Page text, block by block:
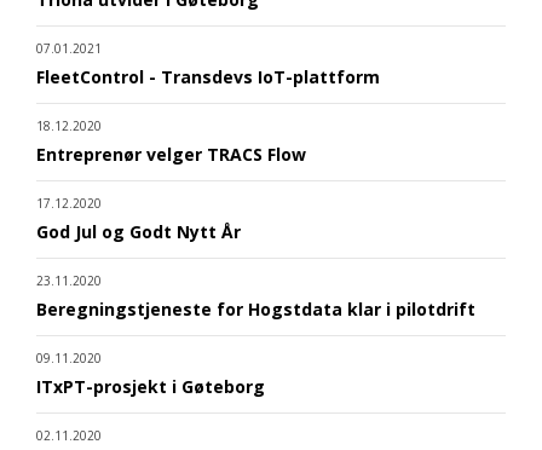
07.01.2021
FleetControl - Transdevs IoT-plattform
18.12.2020
Entreprenør velger TRACS Flow
17.12.2020
God Jul og Godt Nytt År
23.11.2020
Beregningstjeneste for Hogstdata klar i pilotdrift
09.11.2020
ITxPT-prosjekt i Gøteborg
02.11.2020